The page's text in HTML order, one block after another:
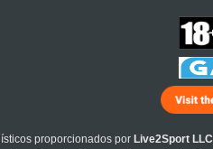
proporcionados por Live2Sport LLC